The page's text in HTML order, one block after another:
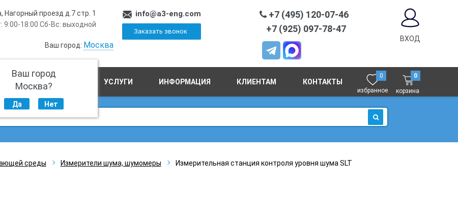
Нагорный проезд д.7 стр. 1
9:00-18:00 Сб-Вс: выходной
Ваш город: Москва
Ваш город
Москва?
Да Нет
info@a3-eng.com
Заказать звонок
+7 (495) 120-07-46
+7 (925) 097-78-47
ВХОД
ПРОИЗВОДСТВО УСЛУГИ ИНФОРМАЦИЯ КЛИЕНТАМ КОНТАКТЫ
0
избранное
0
корзина
ИСКАТЬ
среды Измерители шума, шумомеры Измерительная станция контроля уровня шума SLT